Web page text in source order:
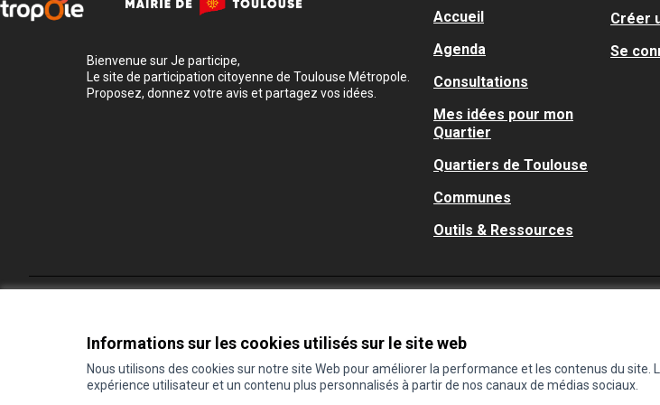
Informations sur les cookies utilisés sur le site web
Nous utilisons des cookies sur notre site Web pour améliorer la performance et les contenus du
expérience utilisateur et un contenu plus personnalisés à partir de nos canaux de médias sociaux.
Bienvenue sur Je participe,
Le site de participation citoyenne de Toulouse Métropole.
Proposez, donnez votre avis et partagez vos idées.
Accueil
Agenda
Consultations
Mes idées pour mon
Quartier
Quartiers de Toulouse
Communes
Outils & Ressources
Créer
Se